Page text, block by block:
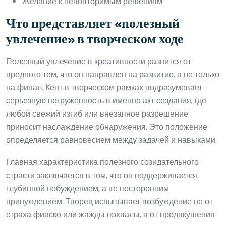
Что представляет «полезный
увлечение» в творческом ходе
Полезный увлечение в креативности разнится от
вредного тем, что он направлен на развитие, а не только
на финал. Кент в творческом рамках подразумевает
серьезную погруженность в именно акт создания, где
любой свежий изгиб или внезапное разрешение
приносит наслаждение обнаружения. Это положение
определяется равновесием между задачей и навыками.
Главная характеристика полезного созидательного
страсти заключается в том, что он поддерживается
глубинной побуждением, а не посторонним
принуждением. Творец испытывает возбуждение не от
страха фиаско или жажды похвалы, а от предвкушения